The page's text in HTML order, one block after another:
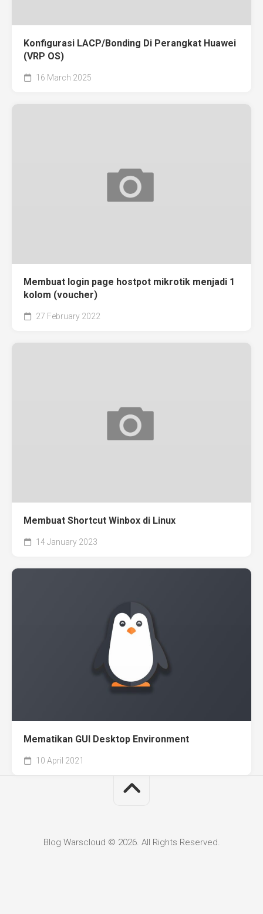
Konfigurasi LACP/Bonding Di Perangkat Huawei
(VRP OS)
16 March 2025
Membuat login page hostpot mikrotik menjadi 1
kolom (voucher)
27 February 2022
Membuat Shortcut Winbox di Linux
14 January 2023
Mematikan GUI Desktop Environment
10 April 2021
Blog Warscloud © 2026. All Rights Reserved.